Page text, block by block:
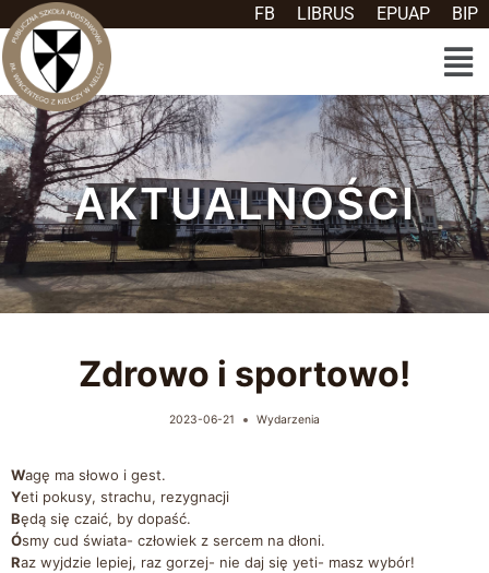
FB LIBRUS EPUAP BIP
AKTUALNOŚCI
Zdrowo i sportowo!
2023-06-21 Wydarzenia
Wagę ma słowo i gest.
Yeti pokusy, strachu, rezygnacji
Będą się czaić, by dopaść.
Ósmy cud świata- człowiek z sercem na dłoni.
Raz wyjdzie lepiej, raz gorzej- nie daj się yeti- masz wybór!